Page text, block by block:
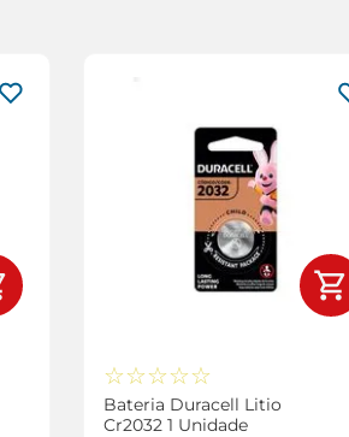
☆☆☆☆☆
Bateria Duracell Litio
Cr2032 1 Unidade